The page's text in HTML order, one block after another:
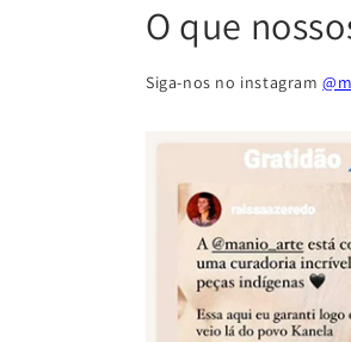
O que
Siga-nos no instagram